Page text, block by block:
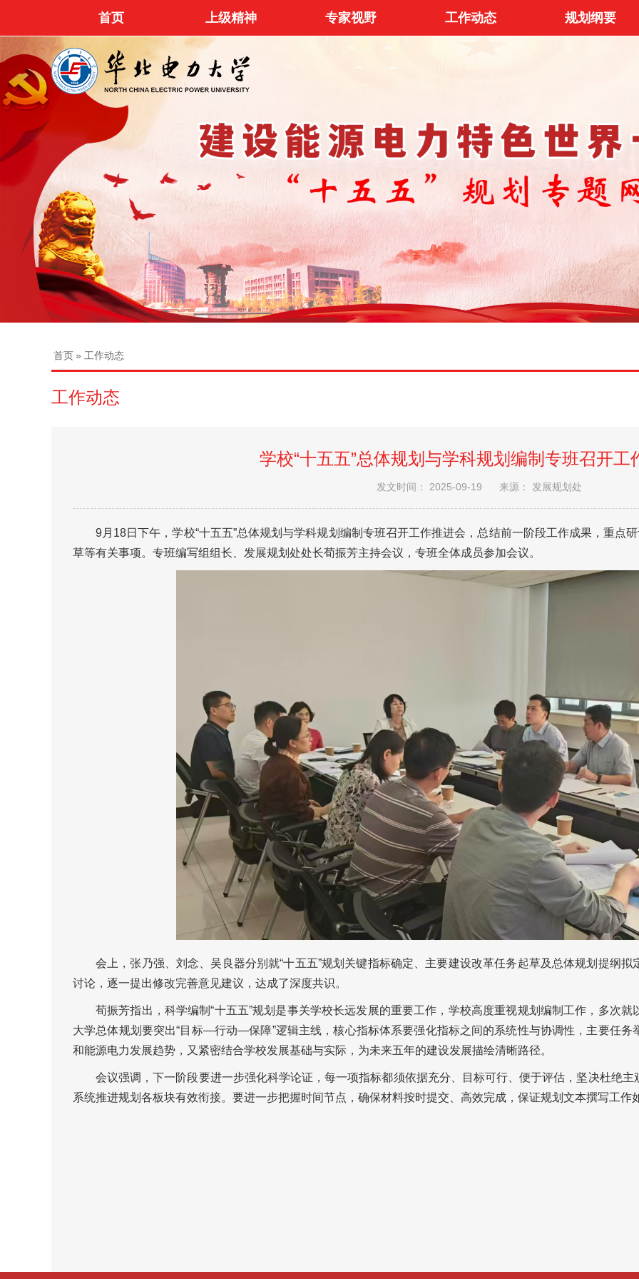
首页 上级精神 专家视野 工作动态 规划纲要
首页» 工作动态
工作动态
学校“十五五”总体规划与学科规划编制专班召开工
发文时间： 2025-09-19 来源： 发展规划处
9月18日下午，学校“十五五”总体规划与学科规划编制专班召开工作推进会，总结前一阶段工作成果，重点
草等有关事项。专班编写组组长、发展规划处处长荀振芳主持会议，专班全体成员参加会议。
会上，张乃强、刘念、吴良器分别就“十五五”规划关键指标确定、主要建设改革任务起草及总体规划提纲
讨论，逐一提出修改完善意见建议，达成了深度共识。
荀振芳指出，科学编制“十五五”规划是事关学校长远发展的重要工作，学校高度重视规划编制工作，多次
大学总体规划要突出“目标—行动—保障”逻辑主线，核心指标体系要强化指标之间的系统性与协调性，主要任
和能源电力发展趋势，又紧密结合学校发展基础与实际，为未来五年的建设发展描绘清晰路径。
会议强调，下一阶段要进一步强化科学论证，每一项指标都须依据充分、目标可行、便于评估，坚决杜绝
系统推进规划各板块有效衔接。要进一步把握时间节点，确保材料按时提交、高效完成，保证规划文本撰写工作